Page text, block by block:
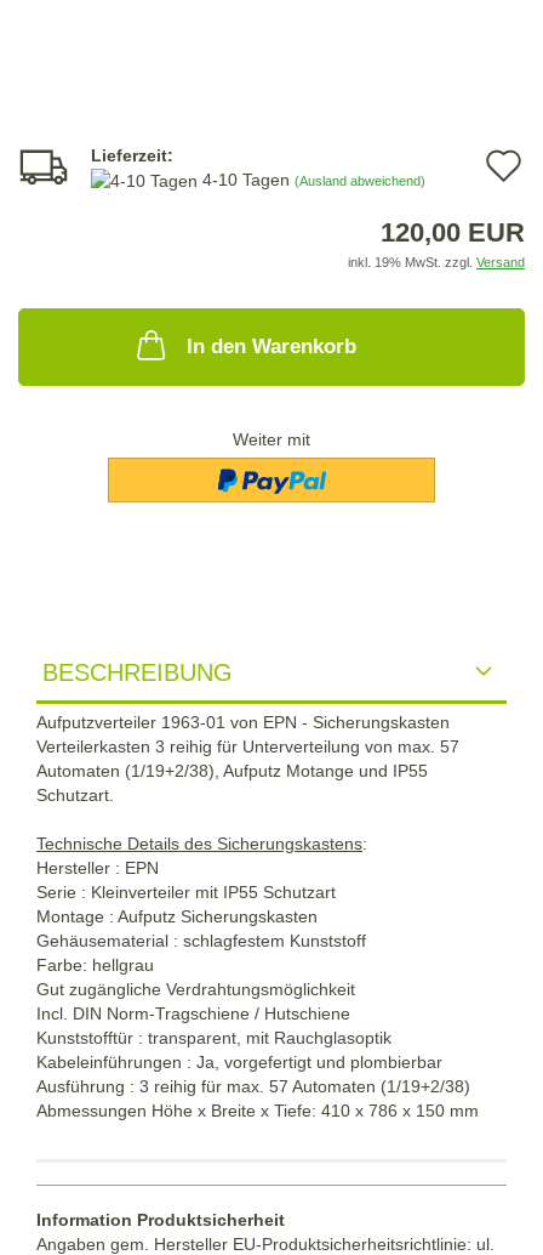
Lieferzeit:
4-10 Tagen (Ausland abweichend)
120,00 EUR
inkl. 19% MwSt. zzgl. Versand
In den Warenkorb
Weiter mit
BESCHREIBUNG
Aufputzverteiler 1963-01 von EPN - Sicherungskasten
Verteilerkasten 3 reihig für Unterverteilung von max. 57
Automaten (1/19+2/38), Aufputz Motange und IP55
Schutzart.
Technische Details des Sicherungskastens:
Hersteller : EPN
Serie : Kleinverteiler mit IP55 Schutzart
Montage : Aufputz Sicherungskasten
Gehäusematerial : schlagfestem Kunststoff
Farbe: hellgrau
Gut zugängliche Verdrahtungsmöglichkeit
Incl. DIN Norm-Tragschiene / Hutschiene
Kunststofftür : transparent, mit Rauchglasoptik
Kabeleinführungen : Ja, vorgefertigt und plombierbar
Ausführung : 3 reihig für max. 57 Automaten (1/19+2/38)
Abmessungen Höhe x Breite x Tiefe: 410 x 786 x 150 mm
Information Produktsicherheit
Angaben gem. Hersteller EU-Produktsicherheitsrichtlinie: ul.